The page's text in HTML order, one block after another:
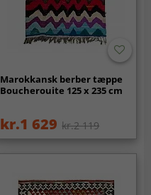
Marokkansk berber tæppe
Boucherouite 125 x 235 cm
kr.1 629 kr.2 119